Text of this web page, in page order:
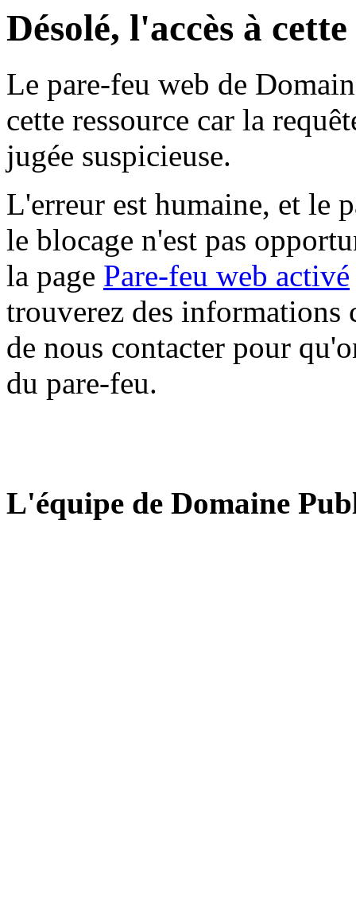
Désolé, l'accès à
Le pare-feu web de
cette ressource car la
jugée suspicieuse.
L'erreur est humaine, et le
le blocage n'est pas
la page Pare-feu web activé
trouverez des informations
de nous contacter pour
du pare-feu.
L'équipe de Domaine